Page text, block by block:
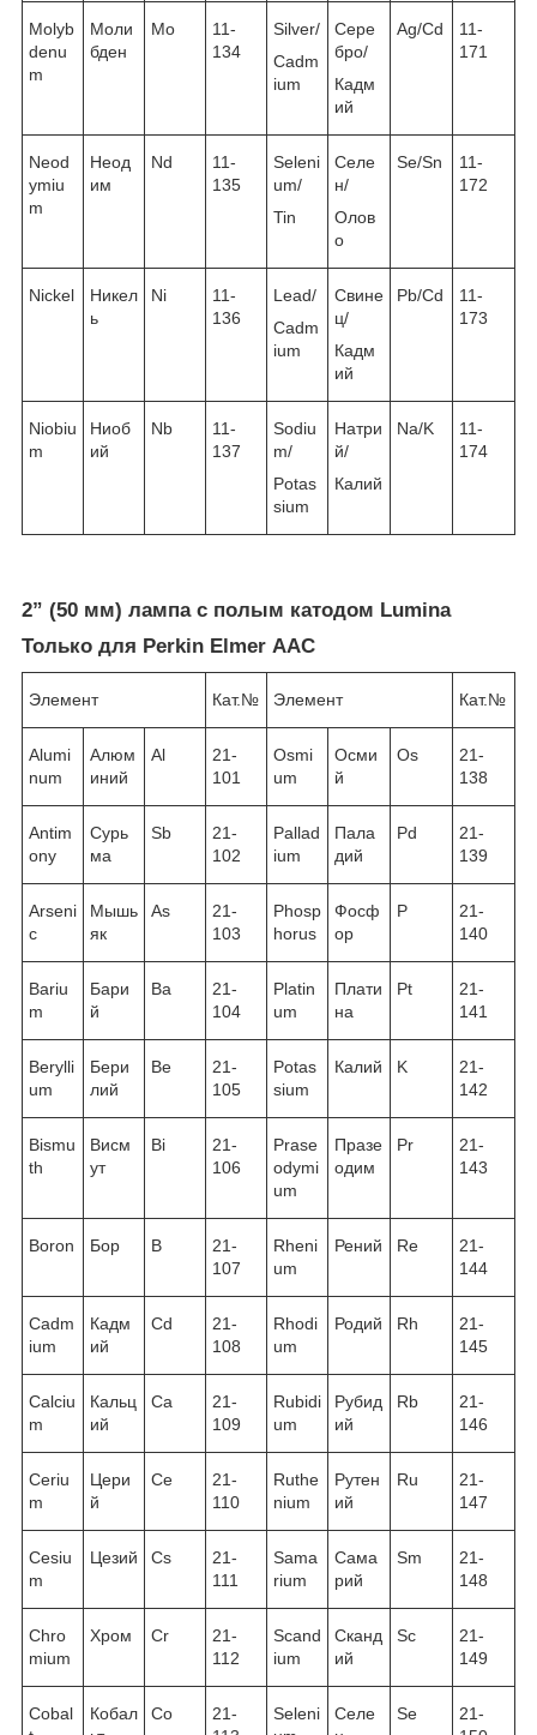
Molyb
denu
m
Моли
бден
Mo
11-
134
Silver/
Cadm
ium
Сере
бро/
Кадм
ий
Ag/Cd
11-
171
Neod
ymiu
m
Неод
им
Nd
11-
135
Seleni
um/
Tin
Селе
н/
Олов
о
Se/Sn
11-
172
Nickel
Никел
ь
Ni
11-
136
Lead/
Cadm
ium
Свине
ц/
Кадм
ий
Pb/Cd
11-
173
Niobiu
m
Ниоб
ий
Nb
11-
137
Sodiu
m/
Potas
sium
Натри
й/
Калий
Na/K
11-
174
2” (50 мм) лампа с полым катодом Lumina
Только для Perkin Elmer ААС
Элемент Кат.№ Элемент Кат.№
Alumi
num
Алюм
иний
Al
21-
101
Osmi
um
Осми
й
Os
21-
138
Antim
ony
Сурь
ма
Sb
21-
102
Pallad
ium
Пала
дий
Pd
21-
139
Arseni
c
Мышь
як
As
21-
103
Phosp
horus
Фосф
ор
P
21-
140
Bariu
m
Бари
й
Ba
21-
104
Platin
um
Плати
на
Pt
21-
141
Berylli
um
Бери
лий
Be
21-
105
Potas
sium
Калий K
21-
142
Bismu
th
Висм
ут
Bi
21-
106
Prase
odymi
um
Празе
одим
Pr
21-
143
Boron Бор B
21-
107
Rheni
um
Рений Re
21-
144
Cadm
ium
Кадм
ий
Cd
21-
108
Rhodi
um
Родий Rh
21-
145
Calciu
m
Кальц
ий
Ca
21-
109
Rubidi
um
Рубид
ий
Rb
21-
146
Ceriu
m
Цери
й
Ce
21-
110
Ruthe
nium
Рутен
ий
Ru
21-
147
Cesiu
m
Цезий Cs
21-
111
Sama
rium
Сама
рий
Sm
21-
148
Chro
mium
Хром Cr
21-
112
Scand
ium
Сканд
ий
Sc
21-
149
Cobal
Кобал
Co
21-
Seleni
Селе
Se
21-